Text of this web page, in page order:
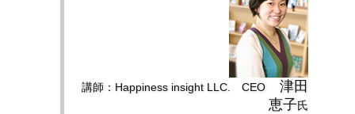
講師：Happiness insight LLC. CEO
津田
恵子氏